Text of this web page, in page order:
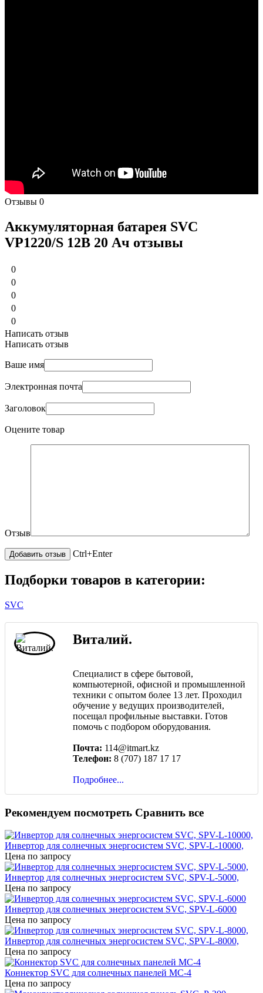
Отзывы 0
Аккумуляторная батарея SVC
VP1220/S 12В 20 Ач отзывы
0
0
0
0
0
Написать отзыв
Написать отзыв
Ваше имя
Электронная почта
Заголовок
Оцените товар
Отзыв
Ctrl+Enter
Подборки товаров в категории:
SVC
Виталий.
Специалист в сфере бытовой,
компьютерной, офисной и промышленной
техники с опытом более 13 лет. Проходил
обучение у ведущих производителей,
посещал профильные выставки. Готов
помочь с подбором оборудования.
Почта: 114@itmart.kz
Телефон: 8 (707) 187 17 17
Подробнее...
Рекомендуем посмотреть Сравнить все
Инвертор для солнечных энергосистем SVC, SPV-L-10000,
Цена по запросу
Инвертор для солнечных энергосистем SVC, SPV-L-5000,
Цена по запросу
Инвертор для солнечных энергосистем SVC, SPV-L-6000
Цена по запросу
Инвертор для солнечных энергосистем SVC, SPV-L-8000,
Цена по запросу
Коннектор SVC для солнечных панелей МС-4
Цена по запросу